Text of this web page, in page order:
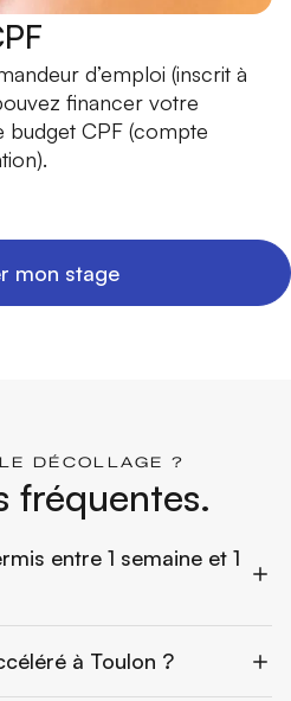
d’emploi (inscrit à
financer votre
CPF (compte
mon stage
DÉCOLLAGE ?
fréquentes.
entre 1 semaine et 1
à Toulon ?